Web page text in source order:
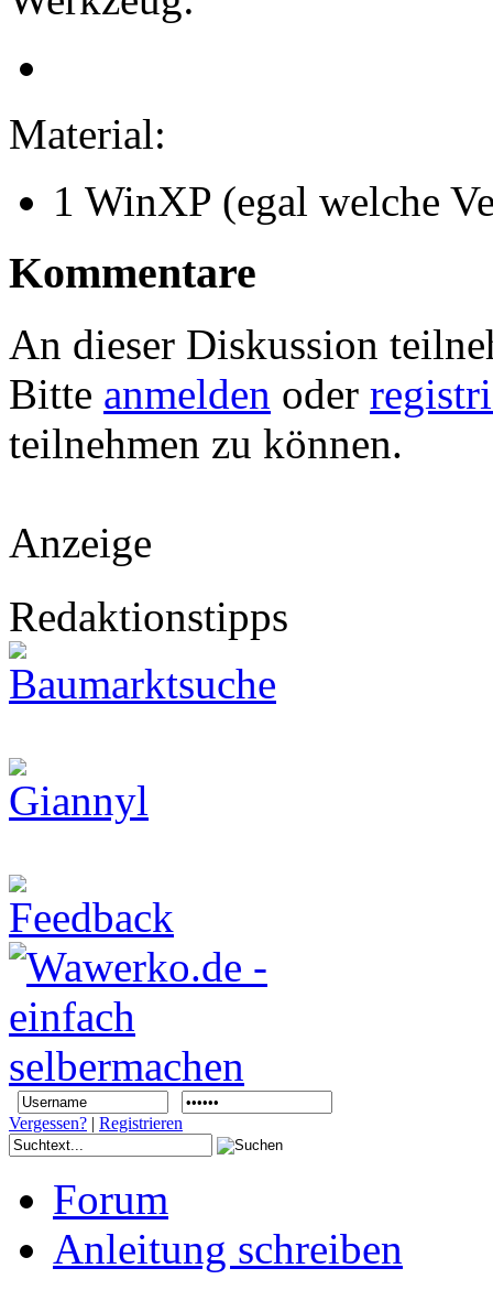
Material:
1 WinXP (egal welche
Kommentare
An dieser Diskussion
Bitte anmelden oder
teilnehmen zu können.
Anzeige
Redaktionstipps
Vergessen? | Registrieren
Forum
Anleitung schreiben